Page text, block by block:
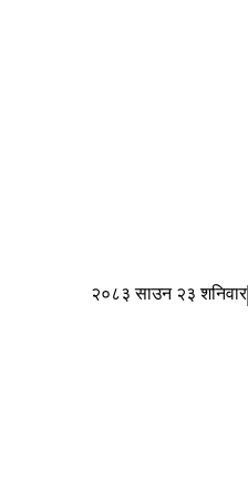
२०८३ साउन २३ शनिवार